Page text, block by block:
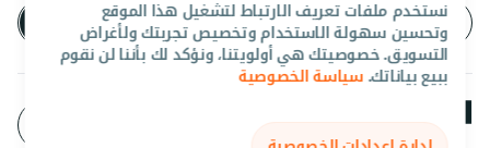
نستخدم ملفات تعريف الارتباط لتشغيل هذا الموقع
وتحسين سهولة الاستخدام وتخصيص تجربتك ولأغراض
التسويق. خصوصيتك هي أولويتنا، ونؤكد لك بأننا لن نقوم
ببيع بياناتك. سياسة الخصوصية